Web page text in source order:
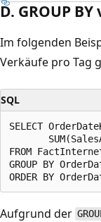
D. GROUP
Im folgenden
Verkäufe pro Tag
SQL
SELECT
FROM
GROUP BY
Aufgrund der